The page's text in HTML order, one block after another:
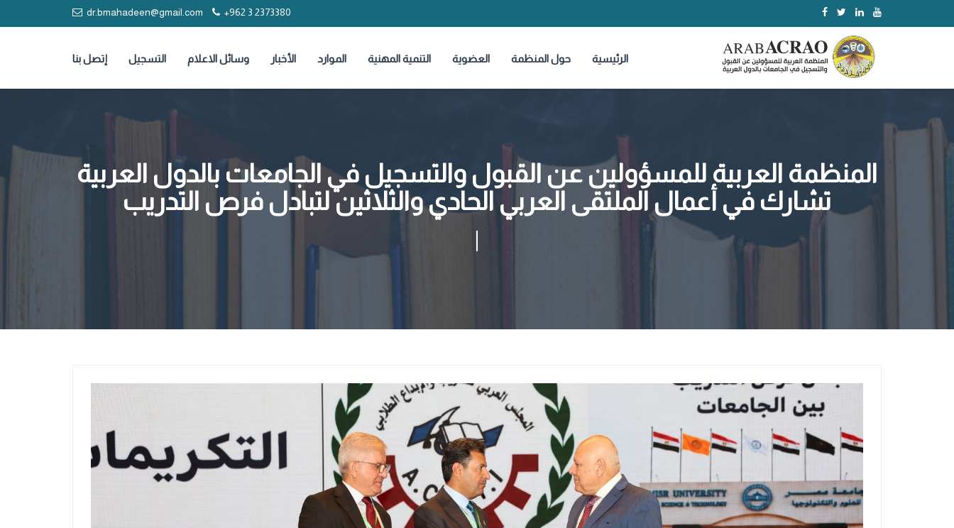
dr.bmahadeen@gmail.com +962 3 2373380
الرئيسية حول المنظمة العضوية التنمية المهنية الموارد الأخبار وسائل الاعلام التسجيل إتصل بنا
المنظمة العربية للمسؤولين عن القبول والتسجيل في الجامعات بالدول العربية
تشارك في أعمال الملتقى العربي الحادي والثلاثين لتبادل فرص التدريب